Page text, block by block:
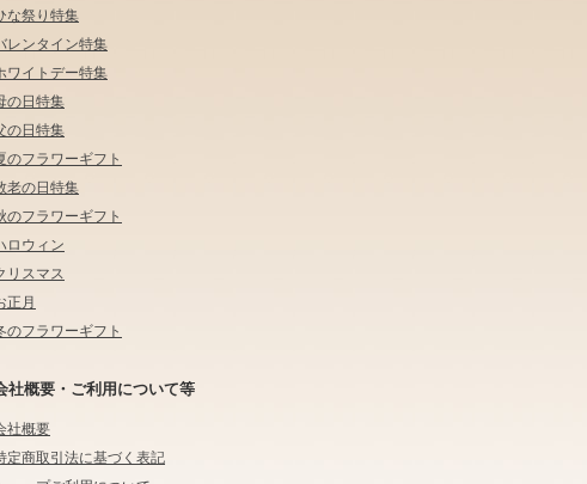
な祭り特集
レンタイン特集
ワイトデー特集
の日特集
の日特集
のフラワーギフト
老の日特集
のフラワーギフト
ロウィン
リスマス
正月
のフラワーギフト
社概要・ご利用について等
社概要
定商取引法に基づく表記